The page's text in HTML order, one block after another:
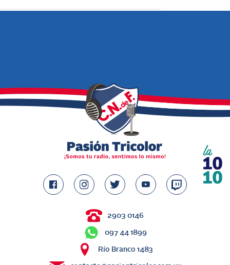
2903 0146
097 44 1899
Río Branco 1483